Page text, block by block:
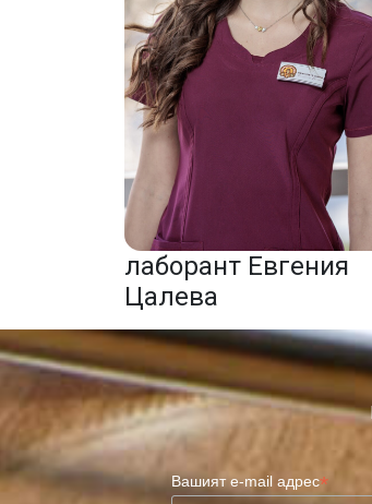
лаборант Евгения
Цалева
Вашият e-mail адрес*